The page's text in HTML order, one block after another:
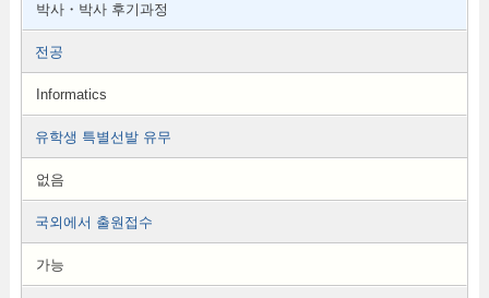
박사・박사 후기과정
전공
Informatics
유학생 특별선발 유무
없음
국외에서 출원접수
가능